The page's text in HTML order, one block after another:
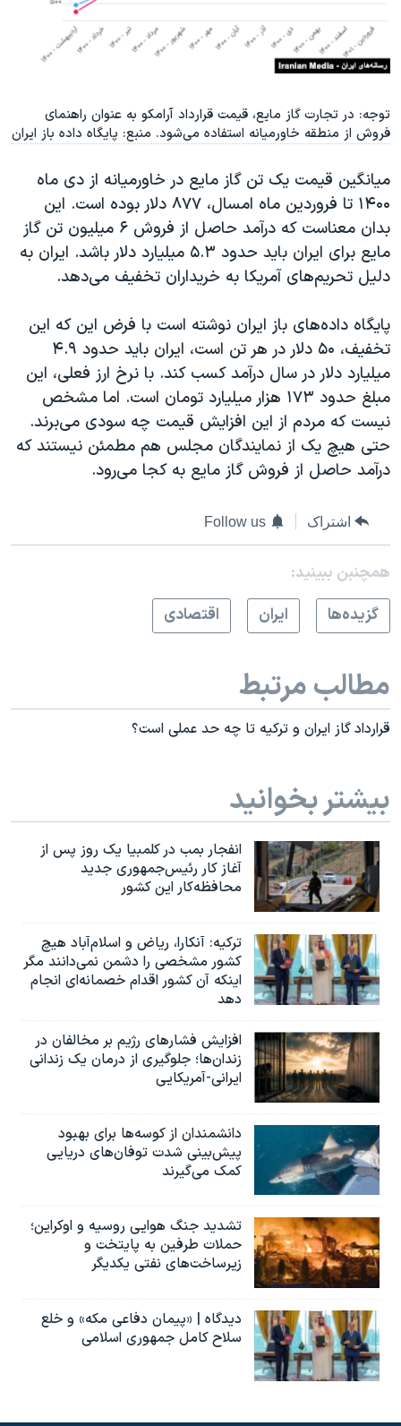
توجه: در تجارت گاز مایع، قیمت قرارداد آرامکو به عنوان راهنمای
فروش از منطقه خاورمیانه استفاده می‌شود. منبع: پایگاه داده باز ایران
میانگین قیمت یک تن گاز مایع در خاورمیانه از دی ماه
۱۴۰۰ تا فروردین ماه امسال، ۸۷۷ دلار بوده است. این
بدان معناست که درآمد حاصل از فروش ۶ میلیون تن گاز
مایع برای ایران باید حدود ۵.۳ میلیارد دلار باشد. ایران به
دلیل تحریم‌های آمریکا به خریداران تخفیف می‌دهد.
پایگاه داده‌های باز ایران نوشته است با فرض این که این
تخفیف، ۵۰ دلار در هر تن است، ایران باید حدود ۴.۹
میلیارد دلار در سال درآمد کسب کند. با نرخ ارز فعلی، این
مبلغ حدود ۱۷۳ هزار میلیارد تومان است. اما مشخص
نیست که مردم از این افزایش قیمت چه سودی می‌برند.
حتی هیچ یک از نمایندگان مجلس هم مطمئن نیستند که
درآمد حاصل از فروش گاز مایع به کجا می‌رود.
اشتراک Follow us
همچنبن ببینید:
گزيده‌ها
ايران اقتصادی
مطالب مرتبط
قرارداد گاز ایران و ترکیه تا چه حد عملی است؟
بیشتر بخوانید
انفجار بمب‌‌ در کلمبیا یک روز پس از
آغاز کار رئیس‌جمهوری جدید
محافظه‌کار این کشور
ترکیه: آنکارا، ریاض و اسلام‌آباد هیچ
کشور مشخصی را دشمن نمی‌دانند مگر
اینکه آن کشور اقدام خصمانه‌ای انجام
دهد
افزایش فشارهای رژیم بر مخالفان در
زندان‌ها؛ جلوگیری از درمان یک زندانی
ایرانی-آمریکایی
دانشمندان از کوسه‌ها برای بهبود
پیش‌بینی شدت توفان‌های دریایی
کمک می‌گیرند
تشدید جنگ هوایی روسیه و اوکراین؛
حملات طرفین به پایتخت‌ و
زیرساخت‌های نفتی یکدیگر
دیدگاه | «پیمان دفاعی مکه» و خلع
سلاح کامل جمهوری اسلامی